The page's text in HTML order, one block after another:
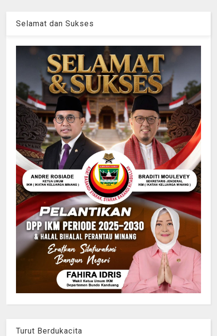
Selamat dan Sukses
Turut Berdukacita